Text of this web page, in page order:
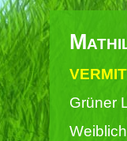
Grüner
Weiblich